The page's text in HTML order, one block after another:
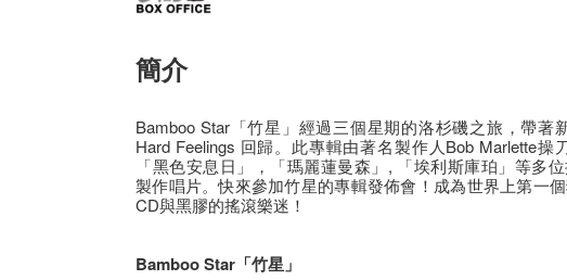
簡介
Bamboo Star「竹星」經過三個星期的洛杉磯之旅，帶著
Hard Feelings 回歸。此專輯由著名製作人Bob Marlette操
「黑色安息日」，「瑪麗蓮曼森」, 「埃利斯庫珀」等多
製作唱片。快來參加竹星的專輯發佈會！成為世界上第一
CD與黑膠的搖滾樂迷！
Bamboo Star 「竹星」